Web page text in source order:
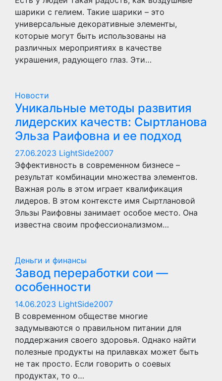
шарики с гелием. Такие шарики – это
универсальные декоративные элементы,
которые могут быть использованы на
различных мероприятиях в качестве
украшения, радующего глаз. Эти…
Новости
Уникальные методы развития
лидерских качеств: Сыртланова
Эльза Раифовна и ее подход
27.06.2023 LightSide2007
Эффективность в современном бизнесе –
результат комбинации множества элементов.
Важная роль в этом играет квалификация
лидеров. В этом контексте имя Сыртлановой
Эльзы Раифовны занимает особое место. Она
известна своим профессионализмом…
Деньги и финансы
Завод переработки сои —
особенности
14.06.2023 LightSide2007
В современном обществе многие
задумываются о правильном питании для
поддержания своего здоровья. Однако найти
полезные продукты на прилавках может быть
не так просто. Если говорить о соевых
продуктах, то о…